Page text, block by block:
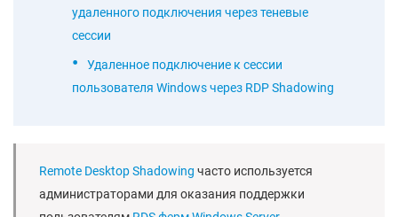
удаленного подключения через теневые
сессии
Удаленное подключение к сессии
пользователя Windows через RDP Shadowing
Remote Desktop Shadowing часто используется
администраторами для оказания поддержки